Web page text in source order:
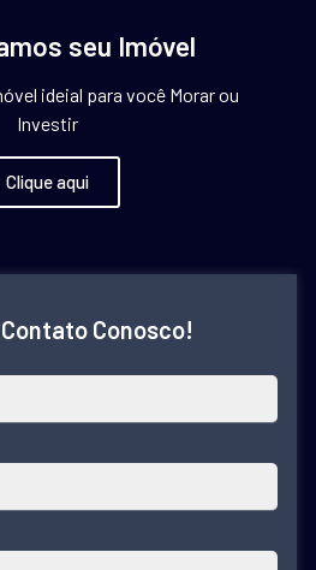
seu Imóvel
ideial para você Morar ou
Investir
Clique aqui
Conosco!